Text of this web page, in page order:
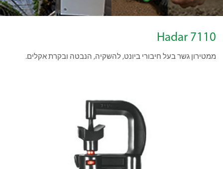
Hadar 7110
ממטירון גשר בעל חיבורי ביונט, להשקיה, הנבטה ובקרת אקלים.